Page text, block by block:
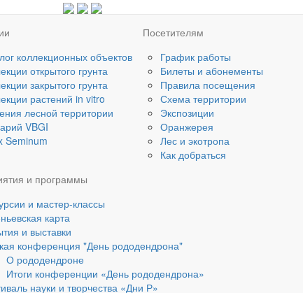
коллекционных объектов
открытого грунта
закрытого грунта
растений in vitro
лесной территории
VBGI
Seminum
Посетителям
График работы
Билеты и абонементы
Правила посещения
Схема территории
Экспозиции
Оранжерея
Лес и экотропа
Как добраться
и программы
и мастер-классы
карта
и выставки
конференция "День рододендрона"
О рододендроне
Итоги конференции «День рододендрона»
науки и творчества «Дни Р»